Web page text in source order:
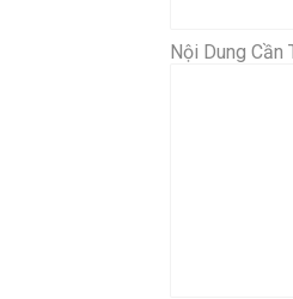
Nội Dung Cần